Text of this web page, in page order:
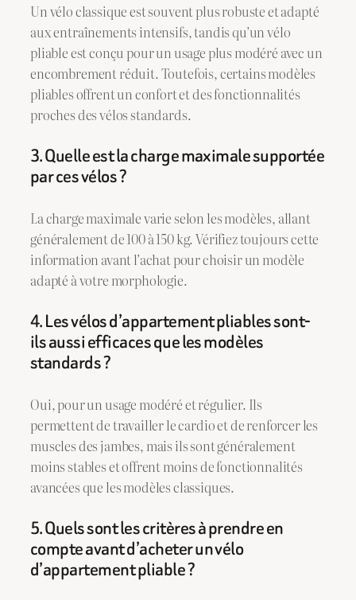
Un vélo classique est souvent plus robuste et adapté
aux entraînements intensifs, tandis qu’un vélo
pliable est conçu pour un usage plus modéré avec un
encombrement réduit. Toutefois, certains modèles
pliables offrent un confort et des fonctionnalités
proches des vélos standards.
3. Quelle est la charge maximale supportée
par ces vélos ?
La charge maximale varie selon les modèles, allant
généralement de 100 à 150 kg. Vérifiez toujours cette
information avant l’achat pour choisir un modèle
adapté à votre morphologie.
4. Les vélos d’appartement pliables sont-
ils aussi efficaces que les modèles
standards ?
Oui, pour un usage modéré et régulier. Ils
permettent de travailler le cardio et de renforcer les
muscles des jambes, mais ils sont généralement
moins stables et offrent moins de fonctionnalités
avancées que les modèles classiques.
5. Quels sont les critères à prendre en
compte avant d’acheter un vélo
d’appartement pliable ?